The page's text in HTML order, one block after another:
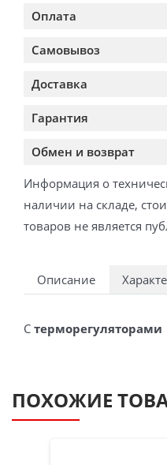
Оплата
Самовывоз
Доставка
Гарантия
Обмен и возврат
Информация о
наличии на складе,
товаров не является
Описание
С терморегуляторами
ПОХОЖИЕ